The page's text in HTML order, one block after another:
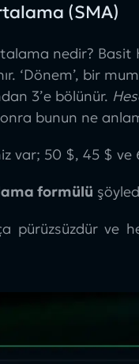
(SMA)
nedir? Basit
‘Dönem’, bir
3’e bölünür.
bunun ne
var; 50 $, 45 $ ve
formülü
pürüzsüzdür ve